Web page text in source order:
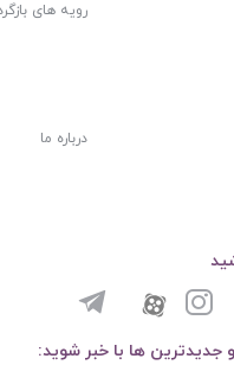
رویه های
درباره ما
جدیدترین ها با خبر شوید: